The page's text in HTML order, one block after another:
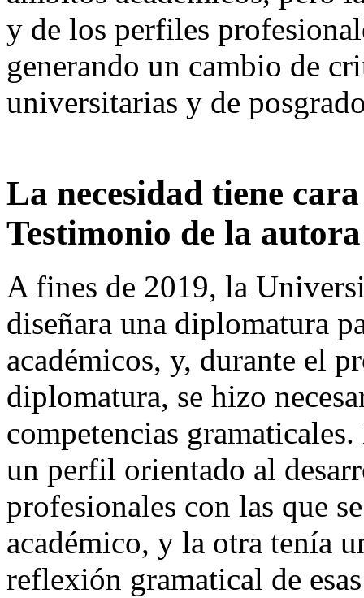
y de los perfiles
generando un cambio de
universitarias y de
La necesidad tiene
Testimonio de la autora
A fines de 2019, la
diseñara una diplomatura
académicos, y, durante el
diplomatura, se hizo
competencias
un perfil orientado al
profesionales con las que
académico, y la otra tenía
reflexión gramatical de